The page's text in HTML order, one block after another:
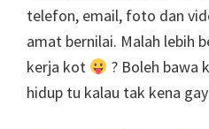
telefon, email, foto dan
amat bernilai. Malah lebih
kerja kot
? Boleh bawa
hidup tu kalau tak kena